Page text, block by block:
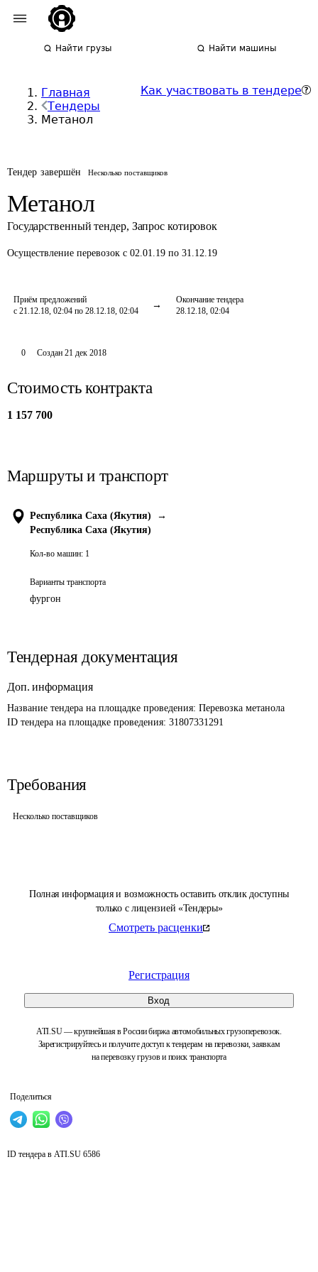
Найти грузы Найти машины
Главная
Тендеры
Метанол
Как участвовать в тендере
Тендер завершён Несколько поставщиков
Метанол
Государственный тендер, Запрос котировок
Осуществление перевозок с 02.01.19 по 31.12.19
Приём предложений
с 21.12.18, 02:04 по 28.12.18, 02:04
Окончание тендера
28.12.18, 02:04
Полная информация и возможность оставить отклик доступны
только с лицензией «Тендеры»
Смотреть расценки
Регистрация
Вход
ATI.SU — крупнейшая в России биржа автомобильных грузоперевозок.
Зарегистрируйтесь и получите доступ к тендерам на перевозки, заявкам
на перевозку грузов и поиск транспорта
Поделиться
0 Создан 21 дек 2018
Стоимость контракта
1 157 700
Маршруты и транспорт
Республика Саха (Якутия)
→
Республика Саха (Якутия)
Кол-во машин: 1
Варианты транспорта
фургон
Тендерная документация
Доп. информация
Название тендера на площадке проведения: Перевозка метанола
ID тендера на площадке проведения: 31807331291
Требования
Несколько поставщиков
ID тендера в ATI.SU 6586